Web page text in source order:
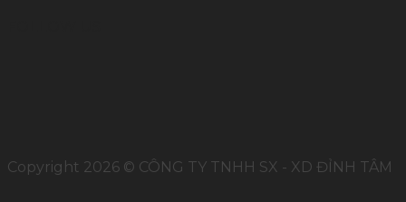
Copyright 2026 © CÔNG TY TNHH SX - XD ĐỈNH TÂM